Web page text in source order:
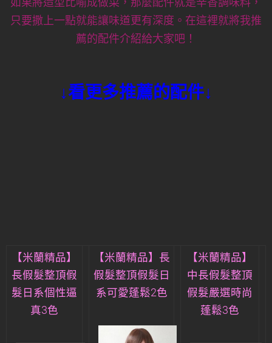
只要撒上一點就能讓味道更有深度。在這裡就將我推
薦的配件介紹給大家吧！
↓看更多推薦的配件↓
【米蘭精品】
長假髮整頂假
髮日系個性逼
真3色
【米蘭精品】長
假髮整頂假髮日
系可愛蓬鬆2色
【米蘭精品】
中長假髮整頂
假髮嚴選時尚
蓬鬆3色